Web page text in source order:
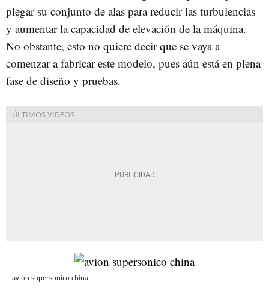
plegar su conjunto de alas para reducir las turbulencias
y aumentar la capacidad de elevación de la máquina.
No obstante, esto no quiere decir que se vaya a
comenzar a fabricar este modelo, pues aún está en plena
fase de diseño y pruebas.
avion supersonico china